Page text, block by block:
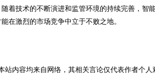
技术的不断演进和监管环境的持续完善，智
在激烈的市场竞争中立于不败之地。
站内容均来自网络，其相关言论仅代表作者个